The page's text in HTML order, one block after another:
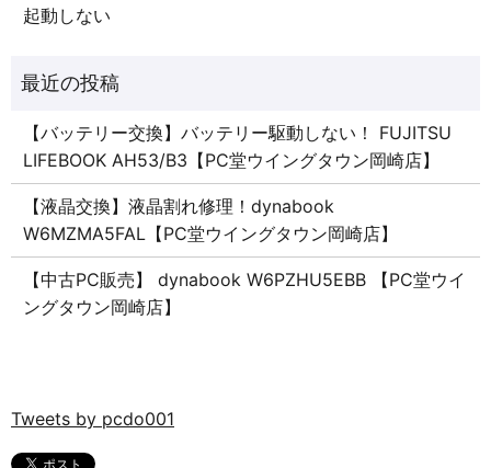
起動しない
【バッテリー交換】バッテリー駆動しない！ FUJITSU
LIFEBOOK AH53/B3【PC堂ウイングタウン岡崎店】
【液晶交換】液晶割れ修理！dynabook
W6MZMA5FAL【PC堂ウイングタウン岡崎店】
【中古PC販売】 dynabook W6PZHU5EBB 【PC堂ウイ
ングタウン岡崎店】
Tweets by pcdo001